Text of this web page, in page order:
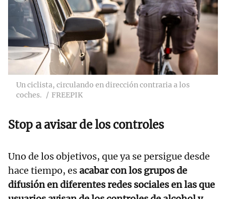
Un ciclista, circulando en dirección contraria a los
coches.
FREEPIK
Stop a avisar de los controles
Uno de los objetivos, que ya se persigue desde
hace tiempo, esacabar con los grupos de
difusión en diferentes redes sociales en las que